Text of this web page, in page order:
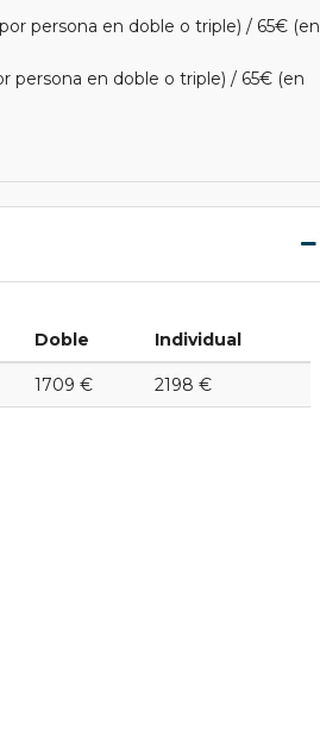
persona en doble o triple) / 65€ (en
persona en doble o triple) / 65€ (en
Doble Individual
1709 € 2198 €